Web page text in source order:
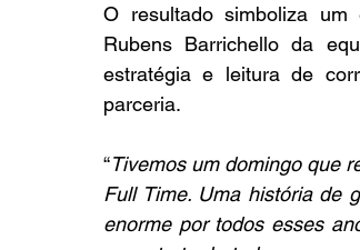
O resultado simboliza
Rubens Barrichello da
estratégia e leitura de
parceria.
“Tivemos um domingo que
Full Time. Uma história de
enorme por todos esses